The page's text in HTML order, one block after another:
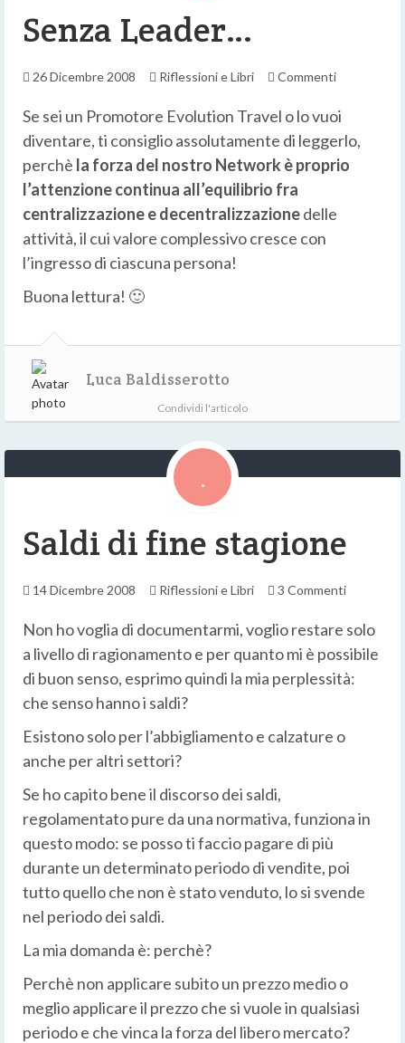
Senza Leader…
26 Dicembre 2008 Riflessioni e Libri Commenti
Se sei un Promotore Evolution Travel o lo vuoi
diventare, ti consiglio assolutamente di leggerlo,
perchè la forza del nostro Network è proprio
l’attenzione continua all’equilibrio fra
centralizzazione e decentralizzazionedelle
attività, il cui valore complessivo cresce con
l’ingresso di ciascuna persona!
Buona lettura! 🙂
Luca Baldisserotto
Condividi l'articolo
Saldi di fine stagione
14 Dicembre 2008 Riflessioni e Libri 3 Commenti
Non ho voglia di documentarmi, voglio restare solo
a livello di ragionamento e per quanto mi è possibile
di buon senso, esprimo quindi la mia perplessità:
che senso hanno i saldi?
Esistono solo per l’abbigliamento e calzature o
anche per altri settori?
Se ho capito bene il discorso dei saldi,
regolamentato pure da una normativa, funziona in
questo modo: se posso ti faccio pagare di più
durante un determinato periodo di vendite, poi
tutto quello che non è stato venduto, lo si svende
nel periodo dei saldi.
La mia domanda è: perchè?
Perchè non applicare subito un prezzo medio o
meglio applicare il prezzo che si vuole in qualsiasi
periodo e che vinca la forza del libero mercato?